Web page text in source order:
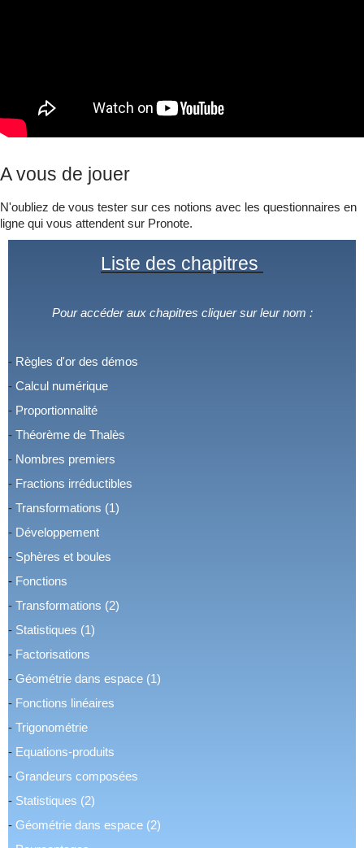
A vous de jouer
N'oubliez de vous tester sur ces notions avec les questionnaires en
ligne qui vous attendent sur Pronote.
Liste des chapitres
Pour accéder aux chapitres cliquer sur leur nom :
- Règles d'or des démos
- Calcul numérique
- Proportionnalité
- Théorème de Thalès
- Nombres premiers
- Fractions irréductibles
- Transformations (1)
- Développement
- Sphères et boules
- Fonctions
- Transformations (2)
- Statistiques (1)
- Factorisations
- Géométrie dans espace (1)
- Fonctions linéaires
- Trigonométrie
- Equations-produits
- Grandeurs composées
- Statistiques (2)
- Géométrie dans espace (2)